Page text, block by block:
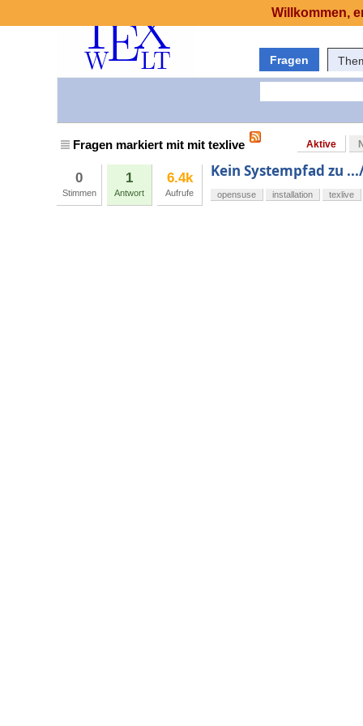
Fragen
Fragen markiert mit mit texlive Aktive
0
Stimmen
1
Antwort
6.4k
Aufrufe
Kein Systempfad zu
opensuse installation texlive
Willkommen,